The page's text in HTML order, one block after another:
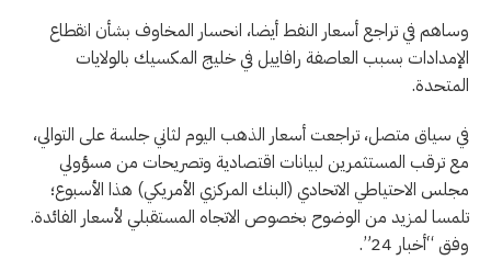
وساهم في تراجع أسعار النفط أيضا، انحسار المخاوف بشأن انقطاع
الإمدادات بسبب العاصفة رافاييل في خليج المكسيك بالولايات
المتحدة.
في سياق متصل، تراجعت أسعار الذهب اليوم لثاني جلسة على التوالي،
مع ترقب المستثمرين لبيانات اقتصادية وتصريحات من مسؤولي
مجلس الاحتياطي الاتحادي (البنك المركزي الأمريكي) هذا الأسبوع؛
تلمسا لمزيد من الوضوح بخصوص الاتجاه المستقبلي لأسعار الفائدة.
وفق “أخبار 24”.